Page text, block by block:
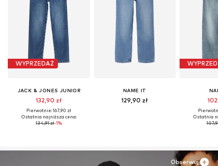
WYPRZEDAŻ
JACK & JONES JUNIOR
132,90 zł
Pierwotnie: 167,90 zł
Ostatnia najniższa cena:
134,91 zł-1%
NAME IT
129,90 zł
Ostatnia
Obserwuj